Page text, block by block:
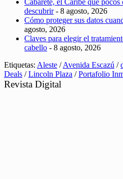
descubrir- 8 agosto, 2026
Cómo proteger sus datos
agosto, 2026
Claves para elegir el
cabello - 8 agosto, 2026
Etiquetas: Aleste /Avenida Escazú /
Deals /Lincoln Plaza /Portafolio
Revista Digital